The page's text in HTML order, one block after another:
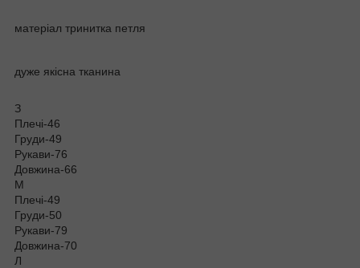
матеріал тринитка петля
дуже якісна тканина
З
Плечі-46
Груди-49
Рукави-76
Довжина-66
М
Плечі-49
Груди-50
Рукави-79
Довжина-70
Л